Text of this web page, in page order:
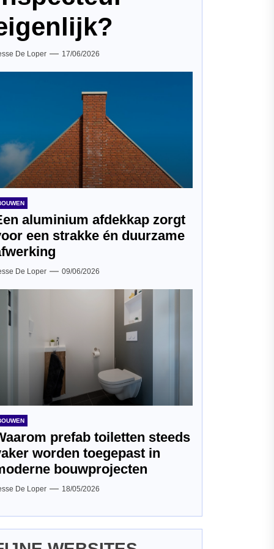
De Loper 17/06/2026
aluminium afdekkap zorgt
een strakke én duurzame
De Loper 09/06/2026
prefab toiletten steeds
worden toegepast in
bouwprojecten
De Loper 18/05/2026